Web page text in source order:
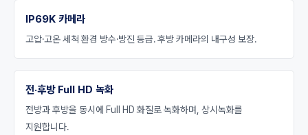
IP69K 카메라
고압·고온 세척 환경 방수·방진 등급. 후방 카메라의 내구성 보장.
전·후방 Full HD 녹화
전방과 후방을 동시에 Full HD 화질로 녹화하며, 상시녹화를
지원합니다.